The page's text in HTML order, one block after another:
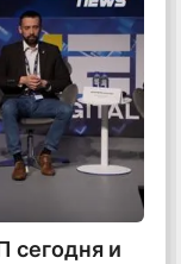
сегодня и